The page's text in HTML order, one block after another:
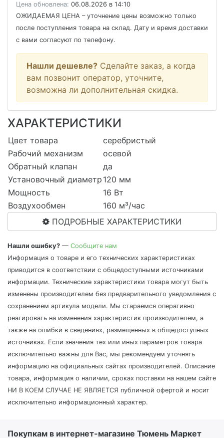
Цена обновлена: 06.08.2026 в 14:10
ОЖИДАЕМАЯ ЦЕНА – уточнение цены возможно только
после поступления товара на склад. Дату и время доставки
с вами согласуют по телефону.
Нашли дешевле? Сделайте заказ, а когда
вам позвонит оператор, уточните,
возможна ли дополнительная скидка.
ХАРАКТЕРИСТИКИ
Цвет товара
серебристый
Рабочий механизм
осевой
Обратный клапан
да
Установочный диаметр 120 мм
Мощность
16 Вт
Воздухообмен
160 м³/час
ПОДРОБНЫЕ ХАРАКТЕРИСТИКИ
Нашли ошибку? — Сообщите нам
Информация о товаре и его технических характеристиках
приводится в соответствии с общедоступными источниками
информации. Технические характеристики товара могут быть
изменены производителем без предварительного уведомления с
сохранением артикула модели. Мы стараемся оперативно
реагировать на изменения характеристик производителем, а
также на ошибки в сведениях, размещенных в общедоступных
источниках. Если значения тех или иных параметров товара
исключительно важны для Вас, мы рекомендуем уточнять
информацию на официальных сайтах производителей. Описание
товара, информация о наличии, сроках поставки на нашем сайте
НИ В КОЕМ СЛУЧАЕ НЕ ЯВЛЯЕТСЯ публичной офертой и носит
исключительно информационный характер.
Покупкам в интернет-магазине Тюмень Маркет